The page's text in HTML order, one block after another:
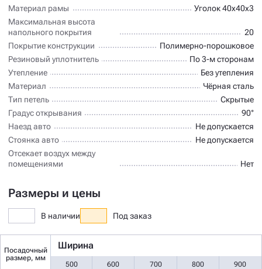
Материал рамы
Уголок 40х40х3
Максимальная высота
напольного покрытия
20
Покрытие конструкции
Полимерно-порошковое
Резиновый уплотнитель
По 3-м сторонам
Утепление
Без утепления
Материал
Чёрная сталь
Тип петель
Скрытые
Градус открывания
90°
Наезд авто
Не допускается
Стоянка авто
Не допускается
Отсекает воздух между
помещениями
Нет
Размеры и цены
В наличии Под заказ
Посадочный
размер, мм
Ширина
500 600 700 800 900